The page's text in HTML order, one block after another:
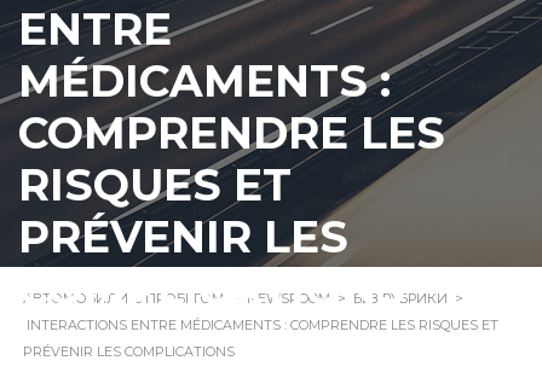
ENTRE
MÉDICAMENTS :
COMPRENDRE LES
RISQUES ET
PRÉVENIR LES
COMPLICATIONS
АВТОМОБИЛИ С ПРОБЕГОМ > NEWSROOM > БЕЗ РУБРИКИ >
INTERACTIONS ENTRE MÉDICAMENTS : COMPRENDRE LES RISQUES ET
PRÉVENIR LES COMPLICATIONS